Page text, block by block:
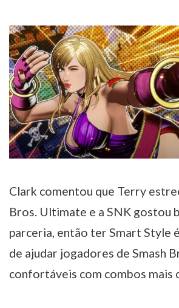
Clark comentou que Terry
Bros. Ultimate e a SNK gostou
parceria, então ter Smart Style
de ajudar jogadores de Smash
confortáveis com combos mais